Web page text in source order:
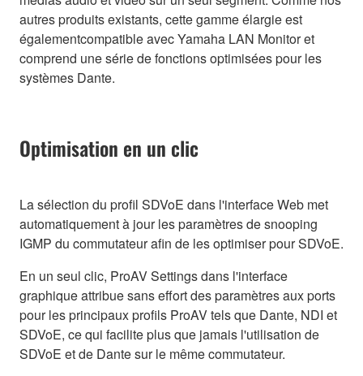
autres produits existants, cette gamme élargie est
égalementcompatible avec Yamaha LAN Monitor et
comprend une série de fonctions optimisées pour les
systèmes Dante.
Optimisation en un clic
La sélection du profil SDVoE dans l'interface Web met
automatiquement à jour les paramètres de snooping
IGMP du commutateur afin de les optimiser pour SDVoE.
En un seul clic, ProAV Settings dans l'interface
graphique attribue sans effort des paramètres aux ports
pour les principaux profils ProAV tels que Dante, NDI et
SDVoE, ce qui facilite plus que jamais l'utilisation de
SDVoE et de Dante sur le même commutateur.